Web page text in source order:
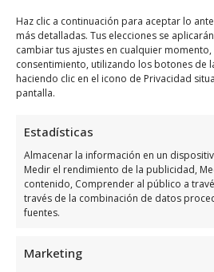
Haz clic a continuación para aceptar lo
más detalladas. Tus elecciones se
cambiar tus ajustes en cualquier
consentimiento, utilizando los botones de
haciendo clic en el icono de Privacidad
pantalla.
Estadísticas
Almacenar la información en un
Medir el rendimiento de la publicidad,
contenido, Comprender al público a
través de la combinación de datos
fuentes.
Marketing
Horario de servicio
S.L.
Martes
Miércoles
Jueves